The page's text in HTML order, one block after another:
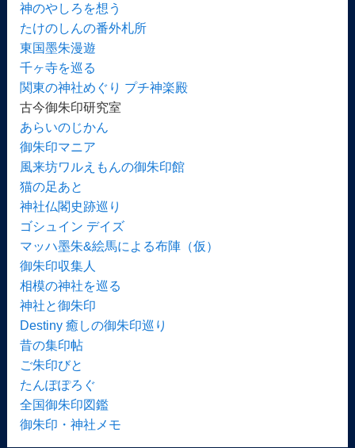
神のやしろを想う
たけのしんの番外札所
東国墨朱漫遊
千ヶ寺を巡る
関東の神社めぐり プチ神楽殿
古今御朱印研究室
あらいのじかん
御朱印マニア
風来坊ワルえもんの御朱印館
猫の足あと
神社仏閣史跡巡り
ゴシュイン デイズ
マッハ墨朱&絵馬による布陣（仮）
御朱印収集人
相模の神社を巡る
神社と御朱印
Destiny 癒しの御朱印巡り
昔の集印帖
ご朱印びと
たんぽぽろぐ
全国御朱印図鑑
御朱印・神社メモ